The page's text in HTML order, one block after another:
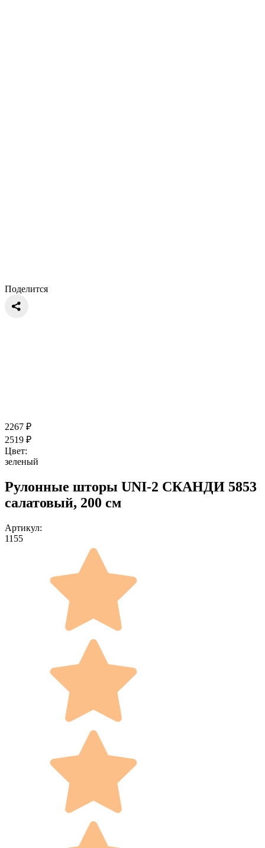
Поделится
2267 ₽
2519 ₽
Цвет:
зеленый
Рулонные шторы UNI-2 СКАНДИ 5853
салатовый, 200 см
Артикул:
1155